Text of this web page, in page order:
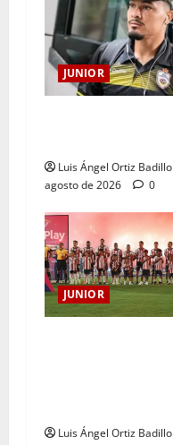
JUNIOR
Luis Ángel Ortiz Badillo
agosto de 2026
0
JUNIOR
Luis Ángel Ortiz Badillo